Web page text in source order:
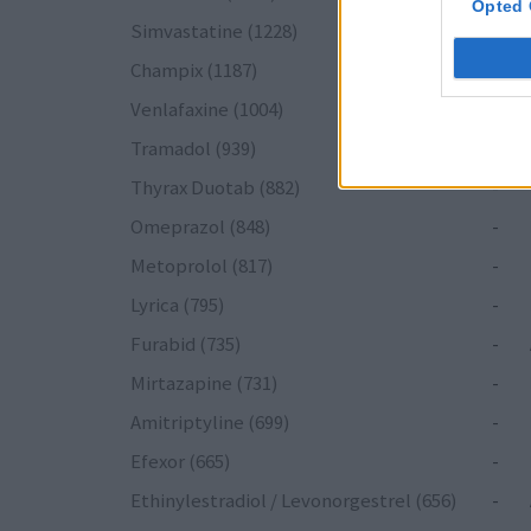
Opted
Simvastatine (1228)
-
Champix (1187)
Venlafaxine (1004)
Tramadol (939)
Thyrax Duotab (882)
-
Omeprazol (848)
-
Metoprolol (817)
-
Lyrica (795)
-
Furabid (735)
-
Mirtazapine (731)
-
Amitriptyline (699)
-
Efexor (665)
-
Ethinylestradiol / Levonorgestrel (656)
-